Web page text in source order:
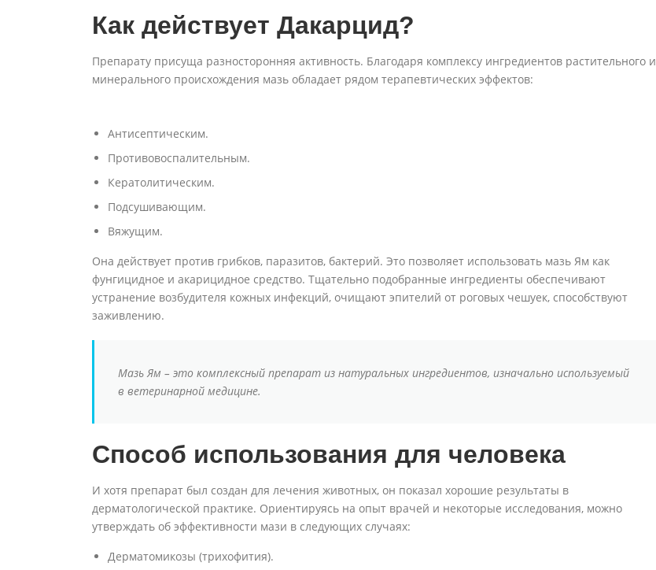
Как действует Дакарцид?
Препарату присуща разносторонняя активность. Благодаря комплексу ингредиентов растительного и
минерального происхождения мазь обладает рядом терапевтических эффектов:
Антисептическим.
Противовоспалительным.
Кератолитическим.
Подсушивающим.
Вяжущим.
Она действует против грибков, паразитов, бактерий. Это позволяет использовать мазь Ям как
фунгицидное и акарицидное средство. Тщательно подобранные ингредиенты обеспечивают
устранение возбудителя кожных инфекций, очищают эпителий от роговых чешуек, способствуют
заживлению.
Мазь Ям – это комплексный препарат из натуральных ингредиентов, изначально используемый
в ветеринарной медицине.
Способ использования для человека
И хотя препарат был создан для лечения животных, он показал хорошие результаты в
дерматологической практике. Ориентируясь на опыт врачей и некоторые исследования, можно
утверждать об эффективности мази в следующих случаях:
Дерматомикозы (трихофития).